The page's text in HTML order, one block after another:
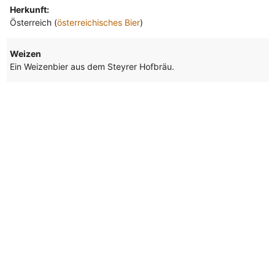
Herkunft:
Österreich (österreichisches Bier)
Weizen
Ein Weizenbier aus dem Steyrer Hofbräu.